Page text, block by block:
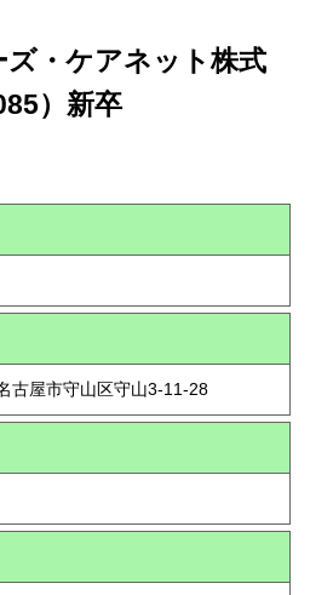
・ケアネット株式
）新卒
古屋市守山区守山3-11-28